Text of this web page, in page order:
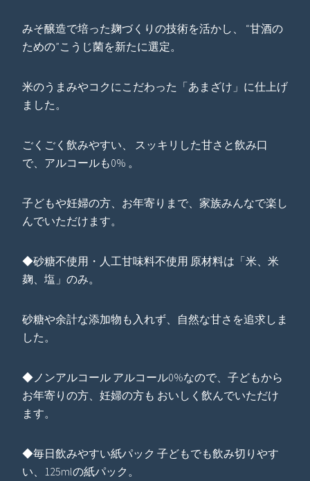
みそ醸造で培った麹づくりの技術を活かし、 “甘酒の
ための”こうじ菌を新たに選定。
米のうまみやコクにこだわった「あまざけ」に仕上げ
ました。
ごくごく飲みやすい、 スッキリした甘さと飲み口
で、アルコールも0% 。
子どもや妊婦の方、お年寄りまで、家族みんなで楽し
んでいただけます。
◆砂糖不使用・人工甘味料不使用 原材料は「米、米
麹、塩」のみ。
砂糖や余計な添加物も入れず、自然な甘さを追求しま
した。
◆ノンアルコール アルコール0%なので、子どもから
お年寄りの方、妊婦の方も おいしく飲んでいただけ
ます。
◆毎日飲みやすい紙パック 子どもでも飲み切りやす
い、125mlの紙パック。